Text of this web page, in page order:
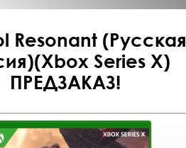
Resonant (Русская
Series X)
ПРЕДЗАКАЗ!